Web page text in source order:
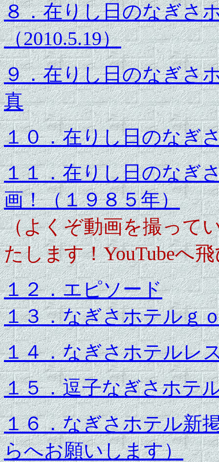
８．在りし日のなぎさ
（2010.5.19）
９．在りし日のなぎさ
真
１０．在りし日のなぎ
１１．在りし日のなぎ
画！（１９８５年）
（よくぞ動画を撮って
たします！YouTubeへ
１２．エピソード
１３．なぎさホテルｇ
１４．なぎさホテルレ
１５．逗子なぎさホテ
１６．なぎさホテル新
らへお願いします）